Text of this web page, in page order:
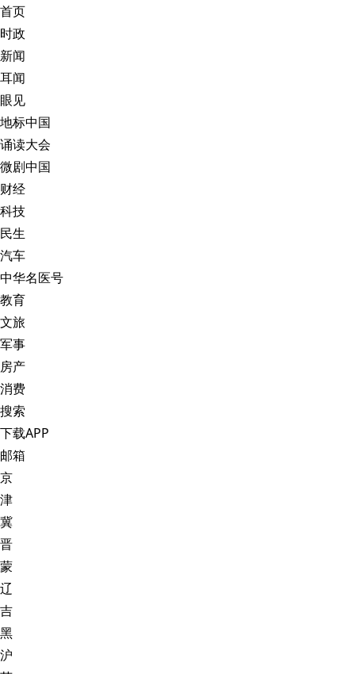
首页
时政
新闻
耳闻
眼见
地标中国
诵读大会
微剧中国
财经
科技
民生
汽车
中华名医号
教育
文旅
军事
房产
消费
搜索
下载APP
邮箱
京
津
冀
晋
蒙
辽
吉
黑
沪